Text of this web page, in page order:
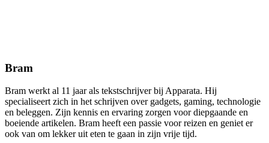
Bram
Bram werkt al 11 jaar als tekstschrijver bij Apparata. Hij
specialiseert zich in het schrijven over gadgets, gaming, technologie
en beleggen. Zijn kennis en ervaring zorgen voor diepgaande en
boeiende artikelen. Bram heeft een passie voor reizen en geniet er
ook van om lekker uit eten te gaan in zijn vrije tijd.